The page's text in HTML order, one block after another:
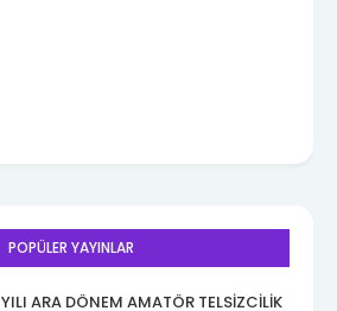
POPÜLER YAYINLAR
ARA DÖNEM AMATÖR TELSİZCİLİK